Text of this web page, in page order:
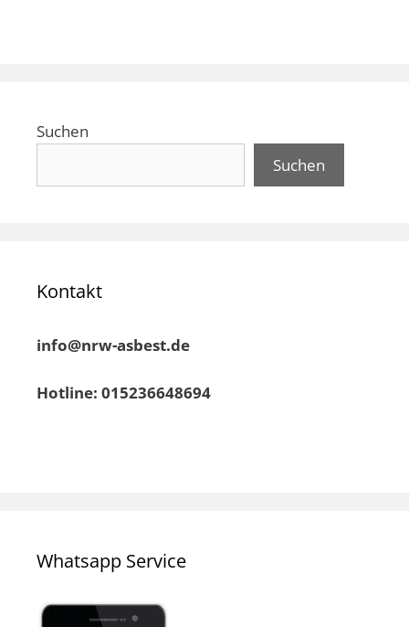
Suchen
Suchen
Kontakt
info@nrw-asbest.de
Hotline: 015236648694
Whatsapp Service